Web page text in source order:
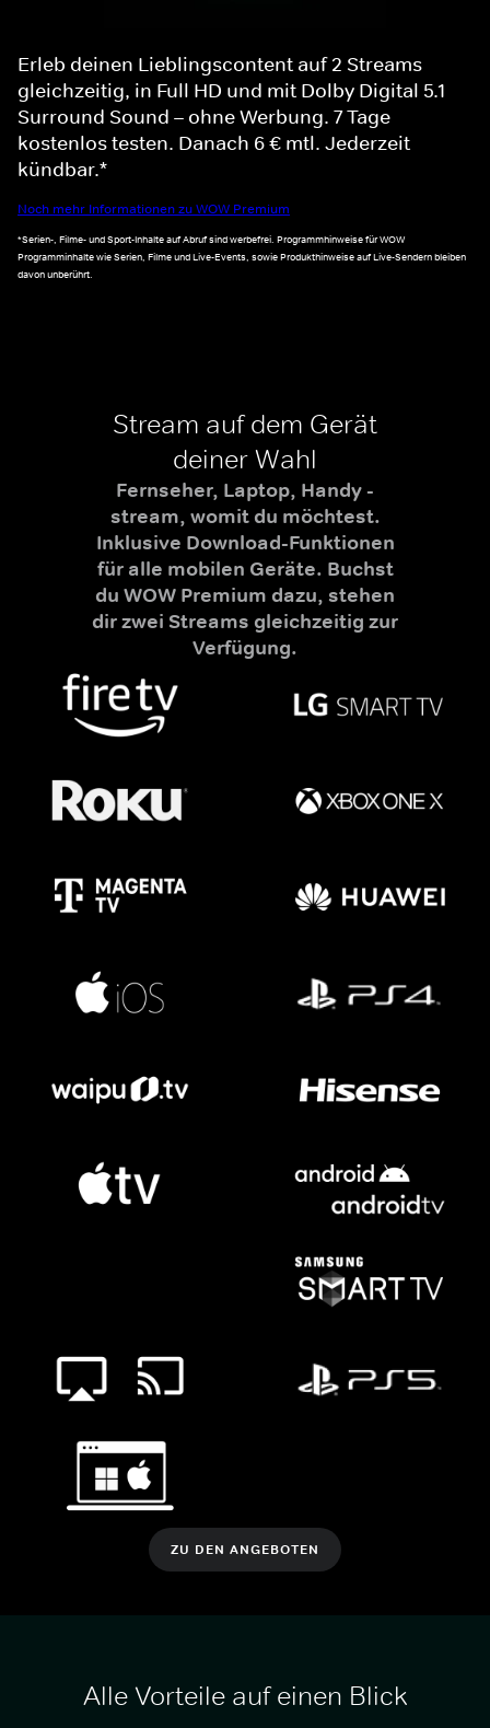
Erleb deinen Lieblingscontent auf 2 Streams
gleichzeitig, in Full HD und mit Dolby Digital 5.1
Surround Sound – ohne Werbung. 7 Tage
kostenlos testen. Danach 6 € mtl. Jederzeit
kündbar.*
Noch mehr Informationen zu WOW Premium
*Serien-, Filme- und Sport-Inhalte auf Abruf sind werbefrei. Programmhinweise für WOW
Programminhalte wie Serien, Filme und Live-Events, sowie Produkthinweise auf Live-Sendern bleiben
davon unberührt.
Stream auf dem Gerät
deiner Wahl
Fernseher, Laptop, Handy -
stream, womit du möchtest.
Inklusive Download-Funktionen
für alle mobilen Geräte. Buchst
du WOW Premium dazu, stehen
dir zwei Streams gleichzeitig zur
Verfügung.
ZU DEN ANGEBOTEN
Alle Vorteile auf einen Blick